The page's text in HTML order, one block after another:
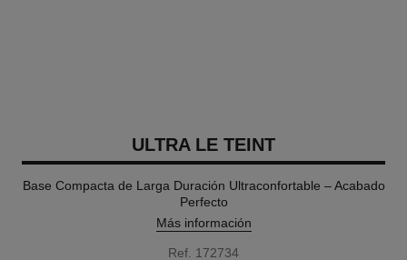
ULTRA LE TEINT
Base Compacta de Larga Duración Ultraconfortable – Acabado
Perfecto
Más información
Ref. 172734